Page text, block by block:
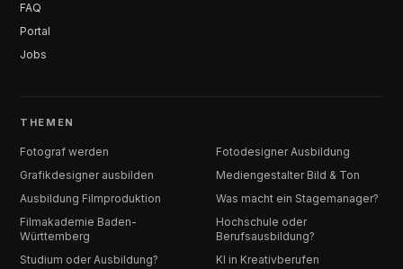
FAQ
Portal
Jobs
THEMEN
Fotograf werden
Fotodesigner Ausbildung
Grafikdesigner ausbilden
Mediengestalter Bild & Ton
Ausbildung Filmproduktion
Was macht ein Stagemanager?
Filmakademie Baden-
Württemberg
Hochschule oder
Berufsausbildung?
Studium oder Ausbildung?
KI in Kreativberufen